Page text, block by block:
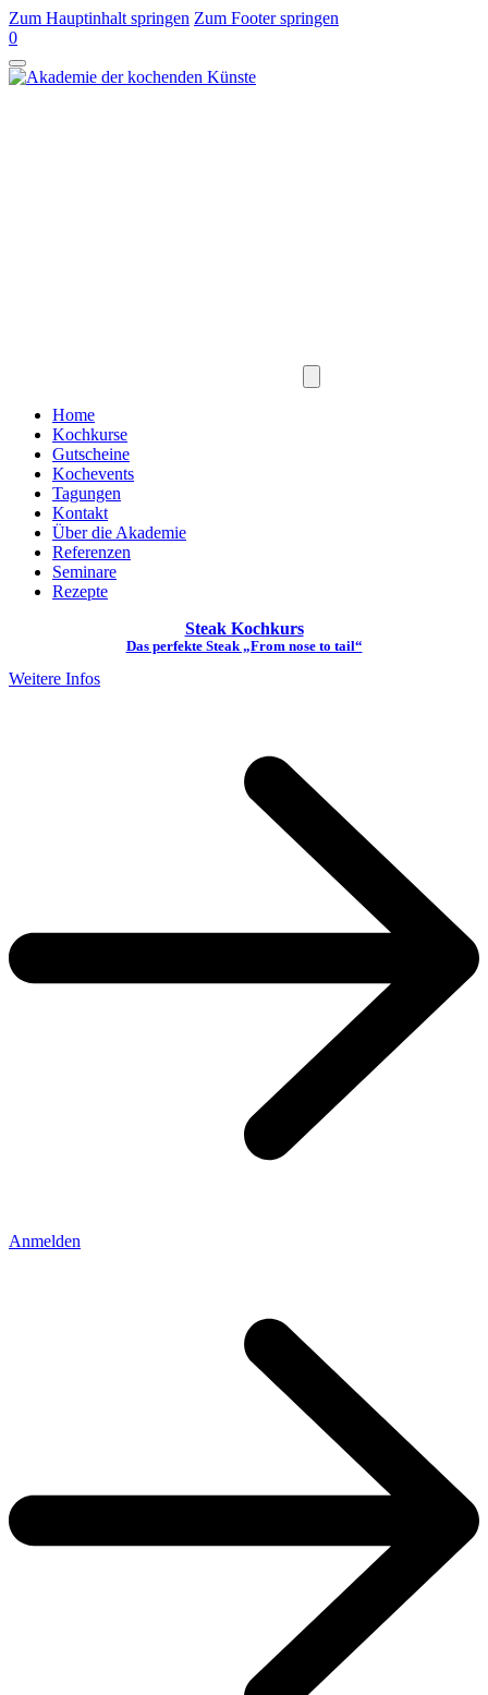
Zum Hauptinhalt springen Zum Footer springen
0
Home
Kochkurse
Gutscheine
Kochevents
Tagungen
Kontakt
Über die Akademie
Referenzen
Seminare
Rezepte
Steak Kochkurs
Das perfekte Steak „From nose to tail“
Weitere Infos
Anmelden